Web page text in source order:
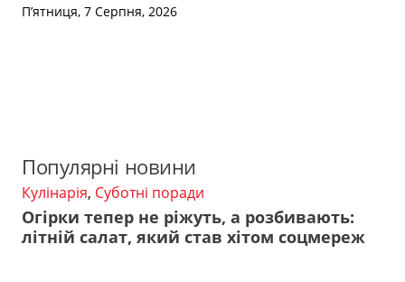
П’ятниця, 7 Серпня, 2026
Популярні новини
Кулінарія, Суботні поради
Огірки тепер не ріжуть, а розбивають:
літній салат, який став хітом соцмереж